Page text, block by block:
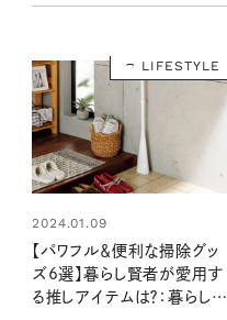
大賞2023
LIFESTYLE
2024.01.09
【パワフル＆便利な掃除グッ
ズ6選】暮らし賢者が愛用す
る推しアイテムは？：暮らしの